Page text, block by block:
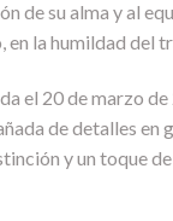
de su alma y al
la humildad del
el 20 de marzo
de detalles
y un toque